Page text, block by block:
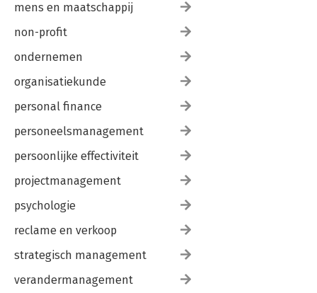
mens en maatschappij
non-profit
ondernemen
organisatiekunde
personal finance
personeelsmanagement
persoonlijke effectiviteit
projectmanagement
psychologie
reclame en verkoop
strategisch management
verandermanagement